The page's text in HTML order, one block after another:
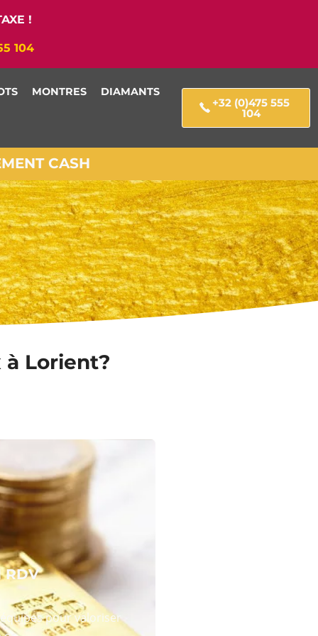
!
104
MONTRES DIAMANTS
+32 (0)475 555
104
CASH
Lorient?
RDV
pour valoriser